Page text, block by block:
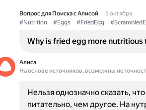
Вопрос для Поиска с Алисой
5 октября
#Nutrition
#Eggs #FriedEgg
Why is fried egg more nutritious
Алиса
На основе источников, возможны
Нельзя однозначно сказать,
питательно, чем другое. На